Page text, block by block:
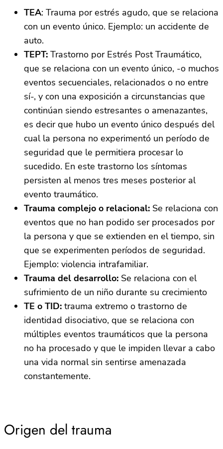
TEA: Trauma por estrés agudo, que se relaciona
con un evento único. Ejemplo: un accidente de
auto.
TEPT: Trastorno por Estrés Post Traumático,
que se relaciona con un evento único, -o muchos
eventos secuenciales, relacionados o no entre
sí-, y con una exposición a circunstancias que
continúan siendo estresantes o amenazantes,
es decir que hubo un evento único después del
cual la persona no experimentó un período de
seguridad que le permitiera procesar lo
sucedido. En este trastorno los síntomas
persisten al menos tres meses posterior al
evento traumático.
Trauma complejo o relacional: Se relaciona con
eventos que no han podido ser procesados por
la persona y que se extienden en el tiempo, sin
que se experimenten períodos de seguridad.
Ejemplo: violencia intrafamiliar.
Trauma del desarrollo: Se relaciona con el
sufrimiento de un niño durante su crecimiento
TE o TID: trauma extremo o trastorno de
identidad disociativo, que se relaciona con
múltiples eventos traumáticos que la persona
no ha procesado y que le impiden llevar a cabo
una vida normal sin sentirse amenazada
constantemente.
Origen del trauma